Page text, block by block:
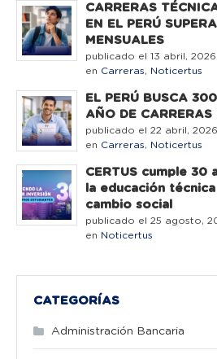
CARRERAS
EN EL PERÚ
MENSUALES
publicado el 13 abril, 2026
en Carreras, Noticertus
EL PERÚ BUSCA
AÑO DE CARRERAS
publicado el 22 abril, 2026
en Carreras, Noticertus
CERTUS cumple 30
la educación
cambio social
publicado el 25 agosto,
en Noticertus
CATEGORÍAS
Administración Bancaria